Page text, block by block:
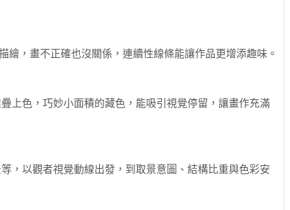
繪，畫不正確也沒關係，連續性線條能讓作品更增添趣味。
上色，巧妙小面積的藏色，能吸引視覺停留，讓畫作充滿
，以觀者視覺動線出發，到取景意圖、結構比重與色彩安